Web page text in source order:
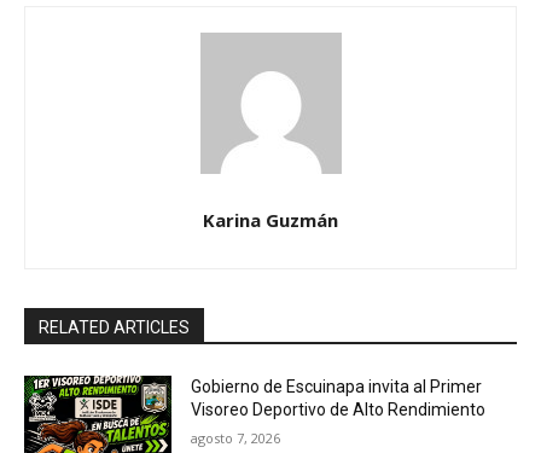
Karina Guzmán
RELATED ARTICLES
Gobierno de Escuinapa invita al Primer
Visoreo Deportivo de Alto Rendimiento
agosto 7, 2026